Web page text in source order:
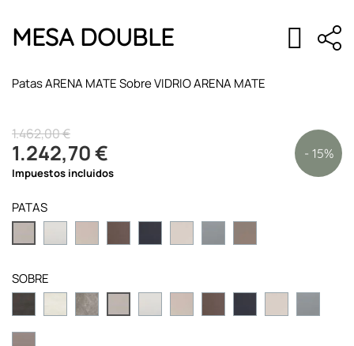
MESA DOUBLE
Patas ARENA MATE Sobre VIDRIO ARENA MATE
1.462,00 €
1.242,70 € - 15%
Impuestos incluidos
PATAS
SOBRE